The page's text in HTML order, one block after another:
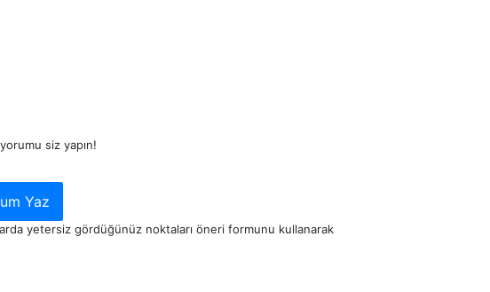
siz yapın!
Yaz
yetersiz gördüğünüz noktaları öneri formunu kullanarak